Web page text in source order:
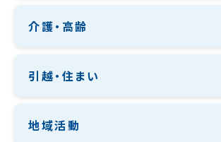
介護・高齢
引越・住まい
地域活動